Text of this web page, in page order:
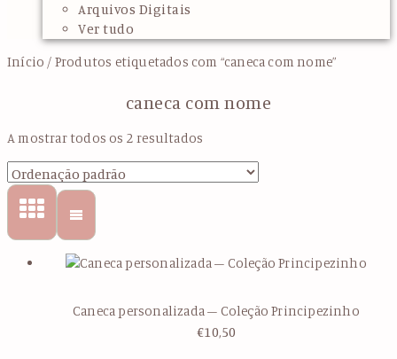
Arquivos Digitais
Ver tudo
Início / Produtos etiquetados com “caneca com nome”
caneca com nome
A mostrar todos os 2 resultados
Caneca personalizada – Coleção Principezinho
€10,50